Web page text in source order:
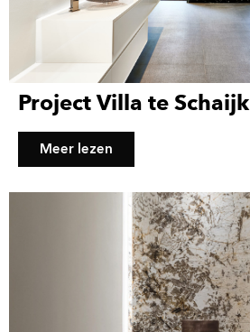
Project Villa te Schaijk
Meer lezen